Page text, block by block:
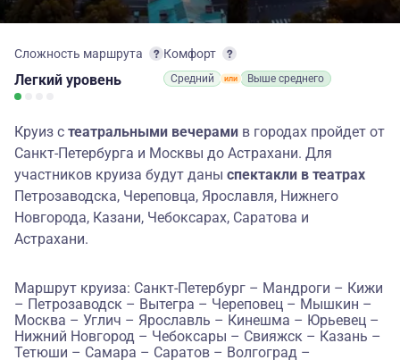
Сложность маршрута
Легкий уровень
Комфорт
Средний Выше среднего
Круиз с театральными вечерами в городах пройдет от
Санкт-Петербурга и Москвы до Астрахани. Для
участников круиза будут даны спектакли в театрах
Петрозаводска, Череповца, Ярославля, Нижнего
Новгорода, Казани, Чебоксарах, Саратова и
Астрахани.
Маршрут круиза: Санкт-Петербург – Мандроги – Кижи
– Петрозаводск – Вытегра – Череповец – Мышкин –
Москва – Углич – Ярославль – Кинешма – Юрьевец –
Нижний Новгород – Чебоксары – Свияжск – Казань –
Тетюши – Самара – Саратов – Волгоград –